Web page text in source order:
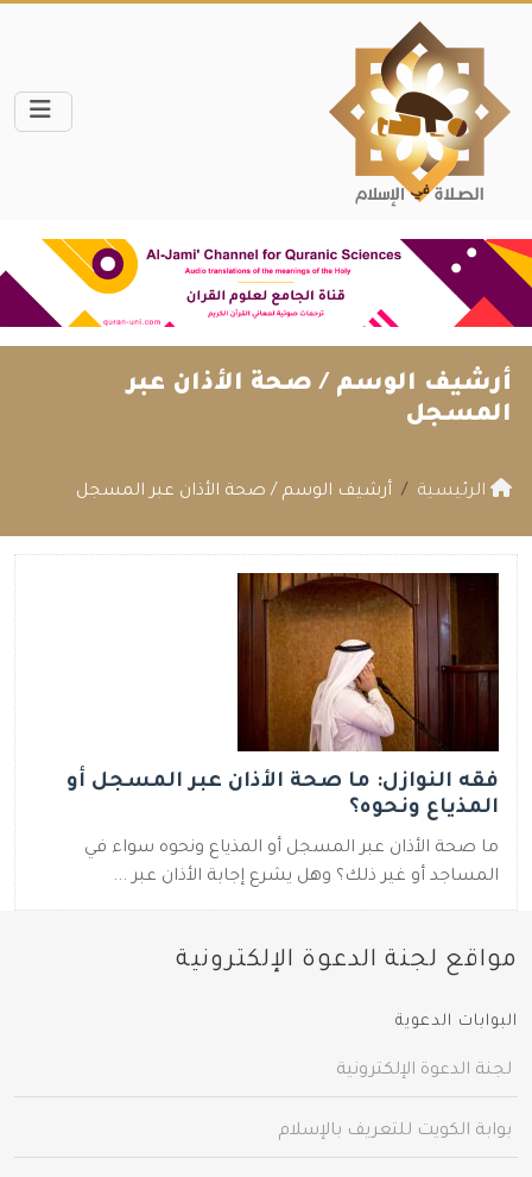
أرشيف الوسم / صحة الأذان عبر
المسجل
الرئيسية أرشيف الوسم / صحة الأذان عبر المسجل
فقه النوازل: ما صحة الأذان عبر المسجل أو
المذياع ونحوه؟
ما صحة الأذان عبر المسجل أو المذياع ونحوه سواء في
المساجد أو غير ذلك؟ وهل يشرع إجابة الأذان عبر ...
مواقع لجنة الدعوة الإلكترونية
البوابات الدعوية
لجنة الدعوة الإلكترونية
بوابة الكويت للتعريف بالإسلام